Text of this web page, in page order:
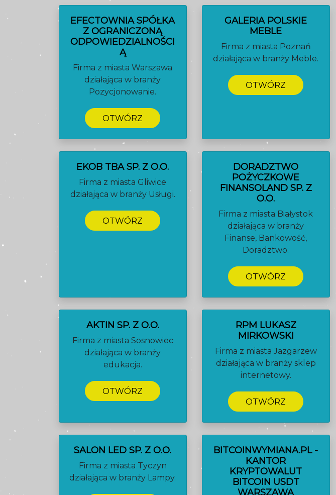
EFECTOWNIA SPÓŁKA
Z OGRANICZONĄ
ODPOWIEDZIALNOŚCI
Ą
Firma z miasta Warszawa
działająca w branży
Pozycjonowanie.
OTWÓRZ
GALERIA POLSKIE
MEBLE
Firma z miasta Poznań
działająca w branży Meble.
OTWÓRZ
EKOB TBA SP. Z O.O.
Firma z miasta Gliwice
działająca w branży Usługi.
OTWÓRZ
DORADZTWO
POŻYCZKOWE
FINANSOLAND SP. Z
O.O.
Firma z miasta Białystok
działająca w branży
Finanse, Bankowość,
Doradztwo.
OTWÓRZ
AKTIN SP. Z O.O.
Firma z miasta Sosnowiec
działająca w branży
edukacja.
OTWÓRZ
RPM LUKASZ
MIRKOWSKI
Firma z miasta Jazgarzew
działająca w branży sklep
internetowy.
OTWÓRZ
SALON LED SP. Z O.O.
Firma z miasta Tyczyn
działająca w branży Lampy.
BITCOINWYMIANA.PL -
KANTOR
KRYPTOWALUT
BITCOIN USDT
WARSZAWA